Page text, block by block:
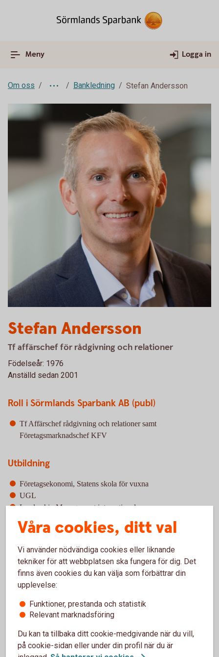
Meny Logga in
Om oss Bankledning Stefan Andersson
Stefan Andersson
Tf affärschef för rådgivning och relationer
Födelseår: 1976
Anställd sedan 2001
Roll i Sörmlands Sparbank AB (publ)
Tf Affärschef rådgivning och relationer samt
Företagsmarknadschef KFV
Utbildning
Företagsekonomi, Statens skola för vuxna
UGL
Leadership Management international
Företagsvärdering, SSE
Erfarenhet av finansiell verksamhet
Private Banker, SEB och Sörmlands Sparbank
Kundtjänst chef, Sörmlands Sparbank
Privatmarknadschef, Sörmlands Sparbank
Private Banking chef, Sörmlands Sparbank
Företagsmarknadschef, Sörmlands Sparbank
Våra cookies, ditt val
Vi använder nödvändiga cookies eller liknande
tekniker för att webbplatsen ska fungera för dig. Det
finns även cookies du kan välja som förbättrar din
upplevelse:
Funktioner, prestanda och statistik
Relevant marknadsföring
Du kan ta tillbaka ditt cookie-medgivande när du vill,
på cookie-sidan eller under din profil när du är